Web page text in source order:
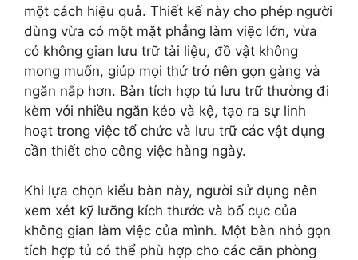
một cách hiệu quả. Thiết kế này cho phép người
dùng vừa có một mặt phẳng làm việc lớn, vừa
có không gian lưu trữ tài liệu, đồ vật không
mong muốn, giúp mọi thứ trở nên gọn gàng và
ngăn nắp hơn. Bàn tích hợp tủ lưu trữ thường đi
kèm với nhiều ngăn kéo và kệ, tạo ra sự linh
hoạt trong việc tổ chức và lưu trữ các vật dụng
cần thiết cho công việc hàng ngày.
Khi lựa chọn kiểu bàn này, người sử dụng nên
xem xét kỹ lưỡng kích thước và bố cục của
không gian làm việc của mình. Một bàn nhỏ gọn
tích hợp tủ có thể phù hợp cho các căn phòng